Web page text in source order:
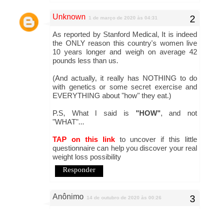
Unknown 1 de março de 2020 às 04:31
As reported by Stanford Medical, It is indeed
the ONLY reason this country's women live
10 years longer and weigh on average 42
pounds less than us.
(And actually, it really has NOTHING to do
with genetics or some secret exercise and
EVERYTHING about "how" they eat.)
P.S, What I said is "HOW", and not
"WHAT"...
TAP on this linkto uncover if this little
questionnaire can help you discover your real
weight loss possibility
Responder
Anônimo 14 de outubro de 2020 às 00:26